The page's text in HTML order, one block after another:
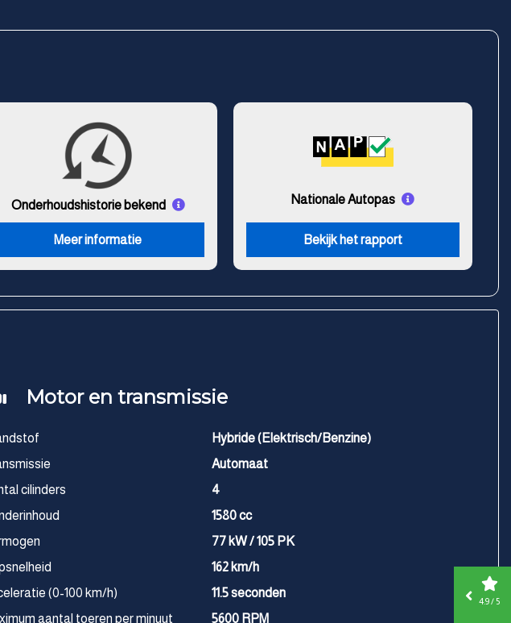
Onderhoudshistorie bekend
Meer informatie
Nationale Autopas
Bekijk het rapport
Motor en transmissie
Hybride (Elektrisch/Benzine)
Automaat
cilinders
4
1580 cc
77 kW / 105 PK
162 km/h
(0-100 km/h)
11.5 seconden
aantal toeren per minuut
5600 RPM
4.9 / 5